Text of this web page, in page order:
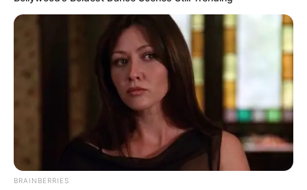
(foto: instagram/tamiauliaofficial)
4. Masih cocok banget ya pakai seragam SMA
BRAINBERRIES